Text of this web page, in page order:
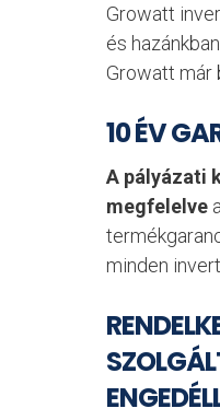
Growatt
és
Growatt már
10 ÉV
A pályázati
megfelelve
minden